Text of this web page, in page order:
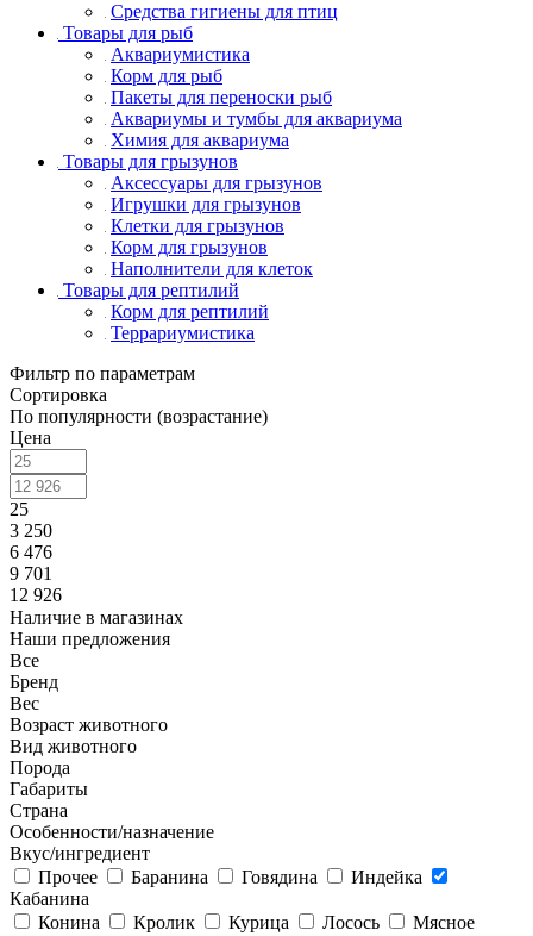
Средства гигиены для птиц
Товары для рыб
Аквариумистика
Корм для рыб
Пакеты для переноски рыб
Аквариумы и тумбы для аквариума
Химия для аквариума
Товары для грызунов
Аксессуары для грызунов
Игрушки для грызунов
Клетки для грызунов
Корм для грызунов
Наполнители для клеток
Товары для рептилий
Корм для рептилий
Террариумистика
Фильтр по параметрам
Сортировка
По популярности (возрастание)
Цена
25
3 250
6 476
9 701
12 926
Наличие в магазинах
Наши предложения
Все
Бренд
Вес
Возраст животного
Вид животного
Порода
Габариты
Страна
Особенности/назначение
Вкус/ингредиент
Прочее
Баранина Говядина
Индейка
Кабанина
Конина
Кролик Курица Лосось
Мясное